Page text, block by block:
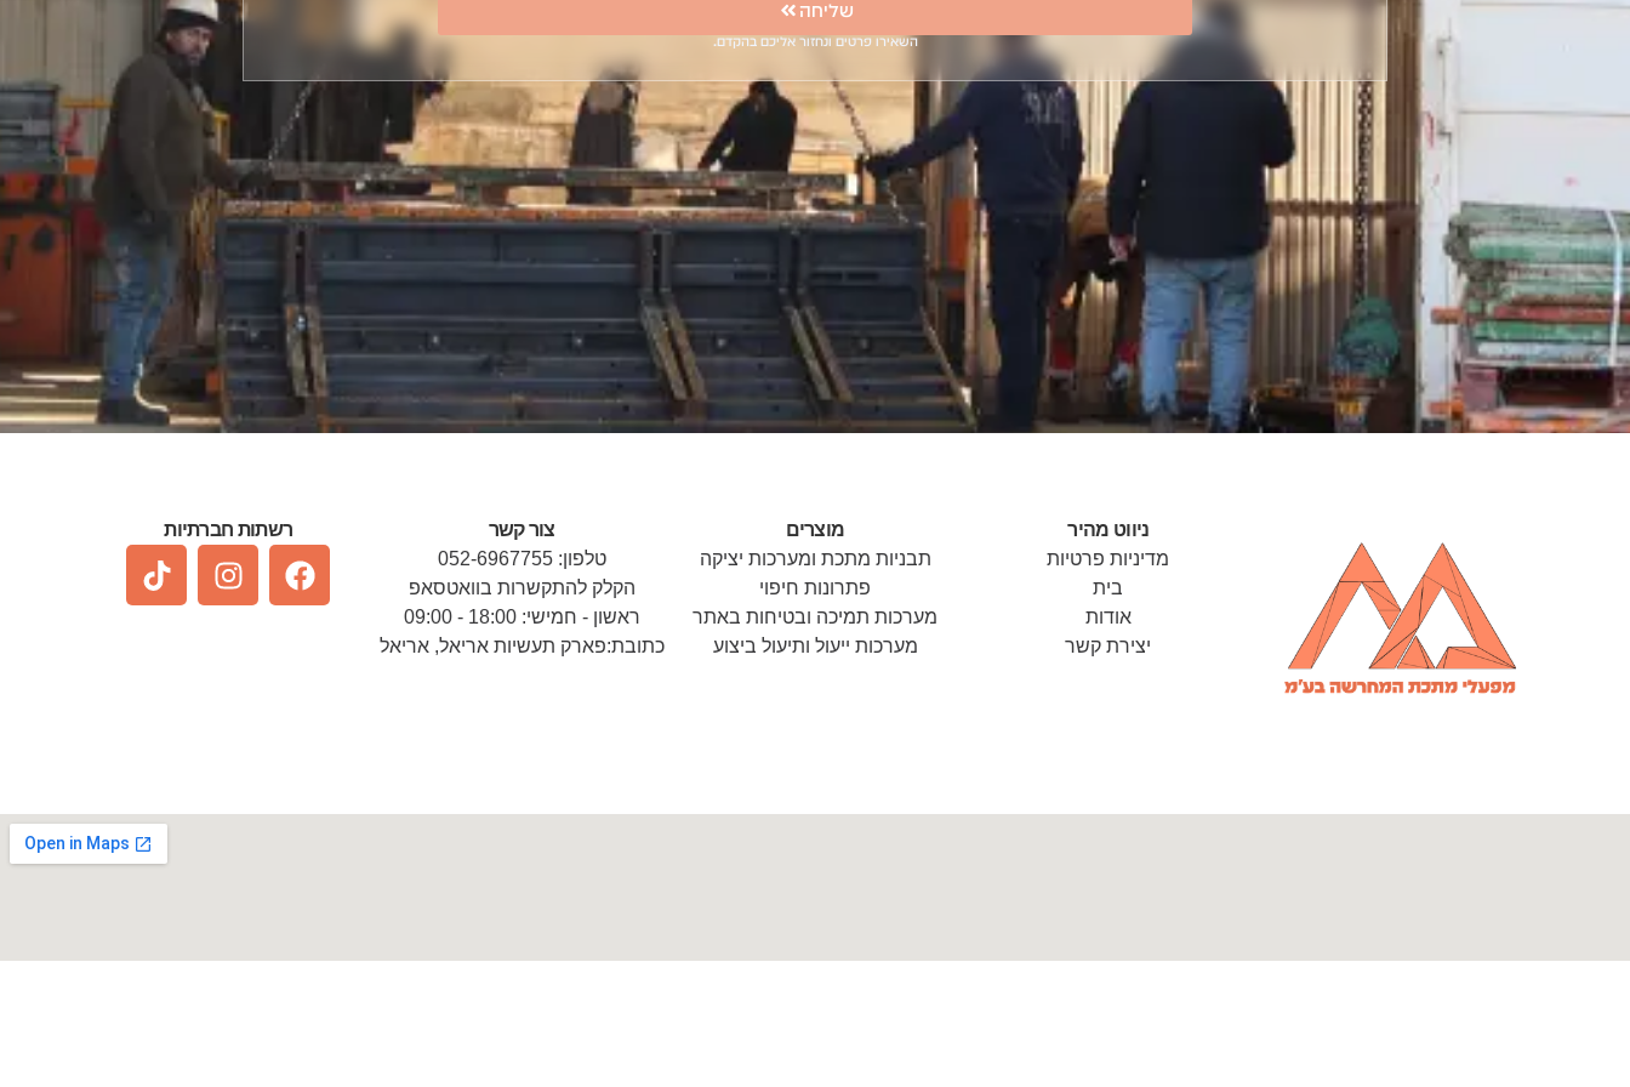
שליחה
השאירו פרטים ונחזור אליכם בהקדם.
ניווט מהיר
מדיניות פרטיות
בית
אודות
יצירת קשר
מוצרים
תבניות מתכת ומערכות יציקה
פתרונות חיפוי
מערכות תמיכה ובטיחות באתר
מערכות ייעול ותיעול ביצוע
צור קשר
טלפון: 052-6967755
הקלק להתקשרות בוואטסאפ
ראשון - חמישי: 18:00 - 09:00
כתובת:פארק תעשיות אריאל, אריאל
רשתות חברתיות